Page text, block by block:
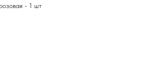
- 1 шт